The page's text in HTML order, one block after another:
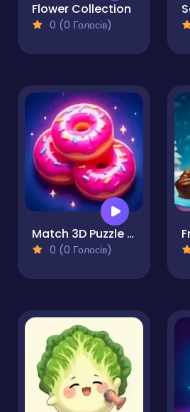
Flower Collection
0 (0 Голосів)
Match 3D Puzzle Saga
0 (0 Голосів)